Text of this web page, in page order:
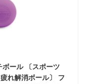
ール 〔スポーツ
れ解消ボール〕 フ